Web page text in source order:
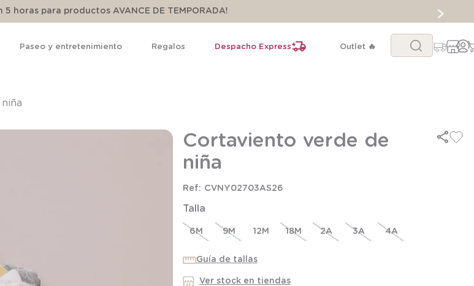
5 horas para productos AVANCE DE TEMPORADA!
Paseo y entretenimiento Regalos Despacho Express Outlet 🔥
Buscar...
Cortaviento verde de
niña
CVNY02703AS26
Talla
6M 9M 12M 18M 2A 3A 4A
Guía de tallas
Ver stock en tiendas
9.